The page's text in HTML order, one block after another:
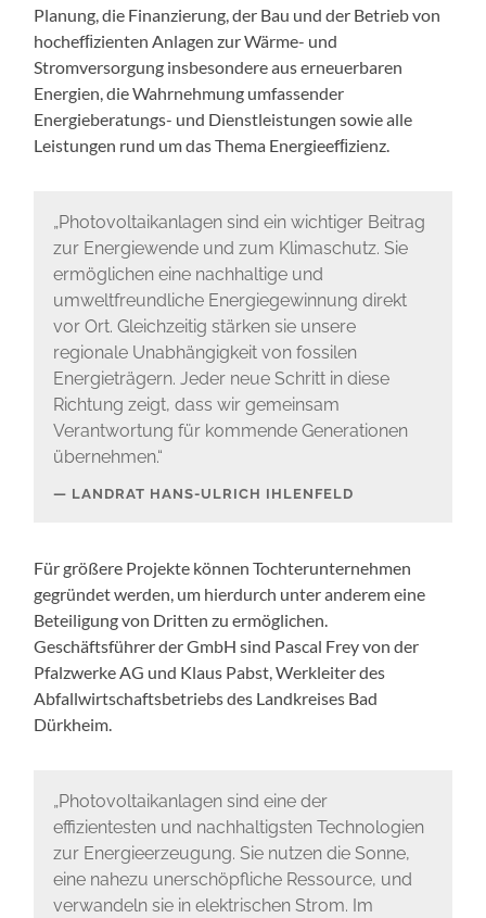
Planung, die Finanzierung, der Bau und der Betrieb von
hochefﬁzienten Anlagen zur Wärme- und
Stromversorgung insbesondere aus erneuerbaren
Energien, die Wahrnehmung umfassender
Energieberatungs- und Dienstleistungen sowie alle
Leistungen rund um das Thema Energieefﬁzienz.
„Photovoltaikanlagen sind ein wichtiger Beitrag
zur Energiewende und zum Klimaschutz. Sie
ermöglichen eine nachhaltige und
umweltfreundliche Energiegewinnung direkt
vor Ort. Gleichzeitig stärken sie unsere
regionale Unabhängigkeit von fossilen
Energieträgern. Jeder neue Schritt in diese
Richtung zeigt, dass wir gemeinsam
Verantwortung für kommende Generationen
übernehmen.“
LANDRAT HANS-ULRICH IHLENFELD
Für größere Projekte können Tochterunternehmen
gegründet werden, um hierdurch unter anderem eine
Beteiligung von Dritten zu ermöglichen.
Geschäftsführer der GmbH sind Pascal Frey von der
Pfalzwerke AG und Klaus Pabst, Werkleiter des
Abfallwirtschaftsbetriebs des Landkreises Bad
Dürkheim.
„Photovoltaikanlagen sind eine der
effizientesten und nachhaltigsten Technologien
zur Energieerzeugung. Sie nutzen die Sonne,
eine nahezu unerschöpfliche Ressource, und
verwandeln sie in elektrischen Strom. Im